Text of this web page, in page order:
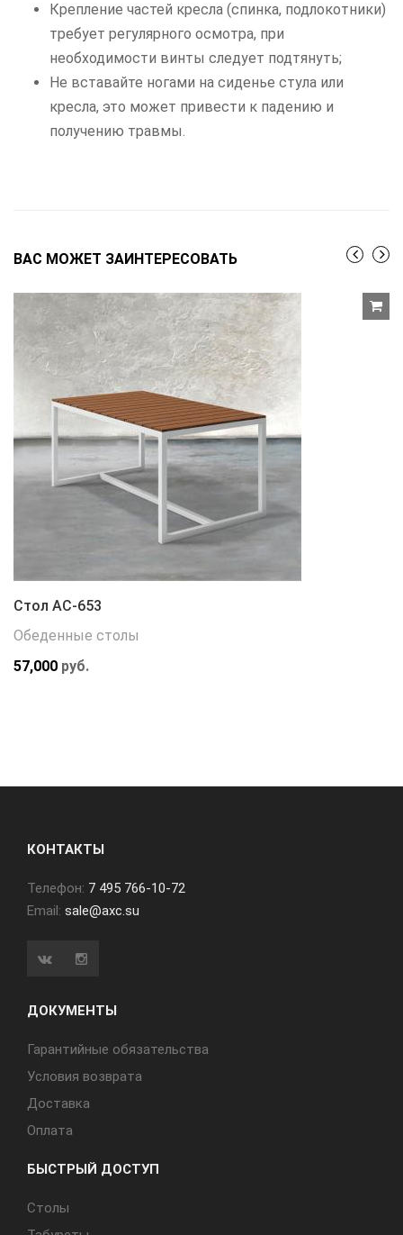
Крепление частей кресла (спинка, подлокотники)
требует регулярного осмотра, при
необходимости винты следует подтянуть;
Не вставайте ногами на сиденье стула или
кресла, это может привести к падению и
получению травмы.
ВАС МОЖЕТ ЗАИНТЕРЕСОВАТЬ
Стол АС-653
Обеденные столы
57,000 руб.
КОНТАКТЫ
Телефон: 7 495 766-10-72
Email: sale@axc.su
ДОКУМЕНТЫ
Гарантийные обязательства
Условия возврата
Доставка
Оплата
БЫСТРЫЙ ДОСТУП
Cтолы